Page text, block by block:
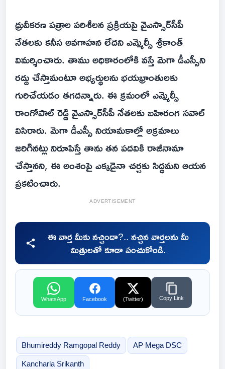
ధ్రువీకరణ పత్రాల పరిశీలన ప్రక్రియపై వైఎస్సార్‌సీపీ
నేతలకు కనీస అవగాహన లేదని ఎమ్మెల్సీ శ్రీకాంత్
విమర్శించారు. తాము అధికారంలోకి వస్తే మెగా డీఎస్సీని
రద్దు చేస్తామంటూ అభ్యర్థులను భయభ్రాంతులకు
గురిచేయడం తగదన్నారు. ఈ క్రమంలో ఎమ్మెల్సీ
రాంగోపాల్ రెడ్డి వైఎస్సార్‌సీపీ నేతలకు బహిరంగ సవాల్
విసిరారు. మెగా డీఎస్సీ నియామకాల్లో అక్రమాలు
జరిగినట్లు నిరూపిస్తే తాను తన పదవికి రాజీనామా
చేస్తానని, ఈ అంశంపై ఎక్కడైనా చర్చకు సిద్ధమని ఆయన
ప్రకటించారు.
ADVERTISEMENT
ఈ వార్త మీకు నచ్చిందా?.. నచ్చిన వార్తలను మీ
మిత్రులతో కూడా పంచుకోండి.
WhatsApp Facebook (Twitter) Copy Link
Bhumireddy Ramgopal Reddy AP Mega DSC
Kancharla Srikanth